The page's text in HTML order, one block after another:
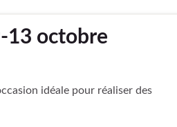
13 octobre
idéale pour réaliser des